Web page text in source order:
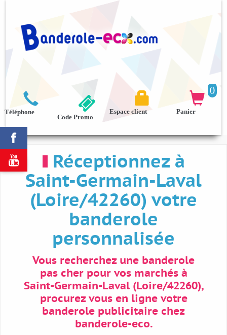



Téléphone
0

Panier

Espace client
Code Promo
Réceptionnez à
Saint-Germain-Laval
(Loire/42260) votre
banderole
personnalisée
Vous recherchez une banderole
pas cher pour vos marchés à
Saint-Germain-Laval (Loire/42260),
procurez vous en ligne votre
banderole publicitaire chez
banderole-eco.